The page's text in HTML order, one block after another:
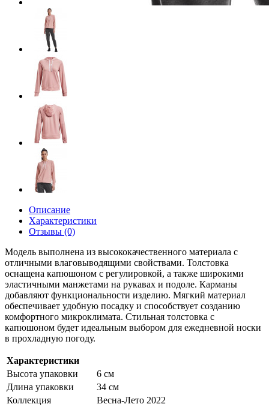
Описание
Характеристики
Отзывы (0)
Модель выполнена из высококачественного материала с
отличными влаговыводящими свойствами. Толстовка
оснащена капюшоном с регулировкой, а также широкими
эластичными манжетами на рукавах и подоле. Карманы
добавляют функциональности изделию. Мягкий материал
обеспечивает удобную посадку и способствует созданию
комфортного микроклимата. Стильная толстовка с
капюшоном будет идеальным выбором для ежедневной носки
в прохладную погоду.
Характеристики
Высота упаковки
6 см
Длина упаковки
34 см
Коллекция
Весна-Лето 2022